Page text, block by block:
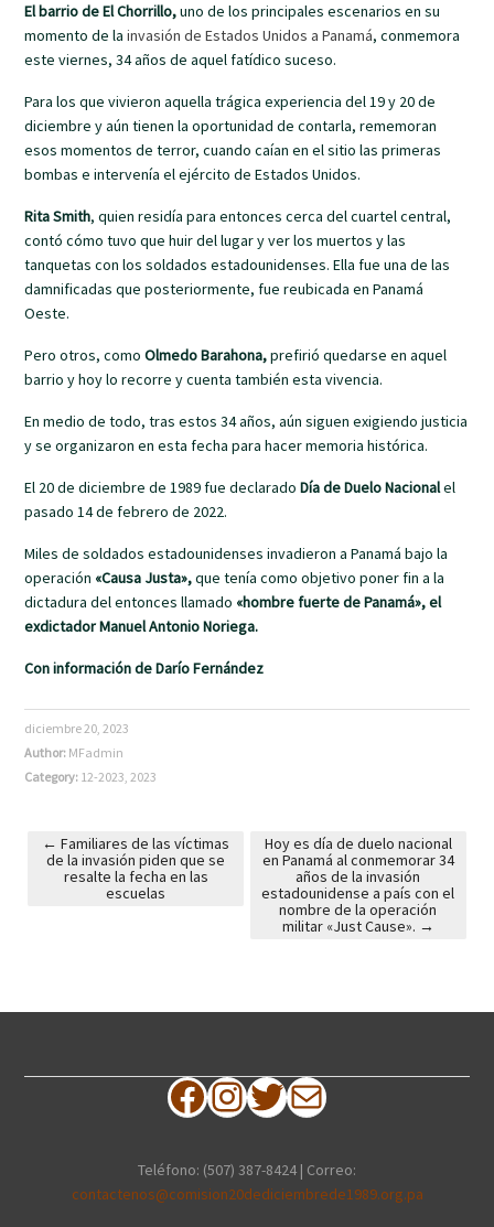
El barrio de El Chorrillo,uno de los principales escenarios en su
momento de la invasión de Estados Unidos a Panamá, conmemora
este viernes, 34 años de aquel fatídico suceso.
Para los que vivieron aquella trágica experiencia del 19 y 20 de
diciembre y aún tienen la oportunidad de contarla, rememoran
esos momentos de terror, cuando caían en el sitio las primeras
bombas e intervenía el ejército de Estados Unidos.
Rita Smith, quien residía para entonces cerca del cuartel central,
contó cómo tuvo que huir del lugar y ver los muertos y las
tanquetas con los soldados estadounidenses. Ella fue una de las
damnificadas que posteriormente, fue reubicada en Panamá
Oeste.
Pero otros, comoOlmedo Barahona,prefirió quedarse en aquel
barrio y hoy lo recorre y cuenta también esta vivencia.
En medio de todo, tras estos 34 años, aún siguen exigiendo justicia
y se organizaron en esta fecha para hacer memoria histórica.
El 20 de diciembre de 1989 fue declarado Día de Duelo Nacionalel
pasado 14 de febrero de 2022.
Miles de soldados estadounidenses invadieron a Panamá bajo la
operación «Causa Justa»,que tenía como objetivo poner fin a la
dictadura del entonces llamado «hombre fuerte de Panamá», el
exdictador Manuel Antonio Noriega.
Con información de Darío Fernández
diciembre 20, 2023
Author: MFadmin
Category: 12-2023,2023
Post navigation
← Familiares de las víctimas
de la invasión piden que se
resalte la fecha en las
escuelas
Hoy es día de duelo nacional
en Panamá al conmemorar 34
años de la invasión
estadounidense a país con el
nombre de la operación
militar «Just Cause». →
Facebook
Instagram
Twitter
Correo electrónico
Teléfono: (507) 387-8424 | Correo:
contactenos@comision20dediciembrede1989.org.pa